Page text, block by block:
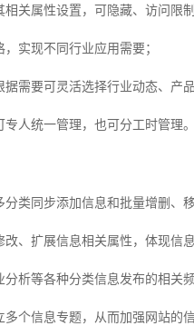
属性设置，可隐藏、访问限制
实现不同行业应用需要；
要可灵活选择行业动态、产
统一管理，也可分工时管理。
同步添加信息和批量增删、移
扩展信息相关属性，体现信息
等各种分类信息发布的相关频
信息专题，从而加强网站的信